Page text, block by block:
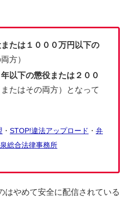
たは１０００万円以下の
方）
年以下の懲役または２００
またはその両方）となって
・ STOP!違法アップロード ・ 弁
総合法律事務所
はやめて安全に配信されている